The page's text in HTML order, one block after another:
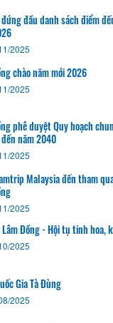
đầu danh sách điểm
2025
chào năm mới 2026
2025
phê duyệt Quy hoạch
năm 2040
2025
Malaysia đến tham
2025
Đồng - Hội tụ tinh hoa,
2025
Gia Tà Đùng
2025